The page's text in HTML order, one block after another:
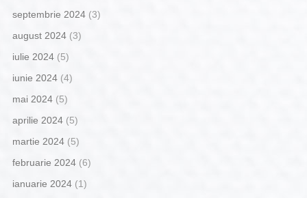
septembrie 2024(3)
august 2024(3)
iulie 2024(5)
iunie 2024(4)
mai 2024(5)
aprilie 2024(5)
martie 2024(5)
februarie 2024(6)
ianuarie 2024(1)